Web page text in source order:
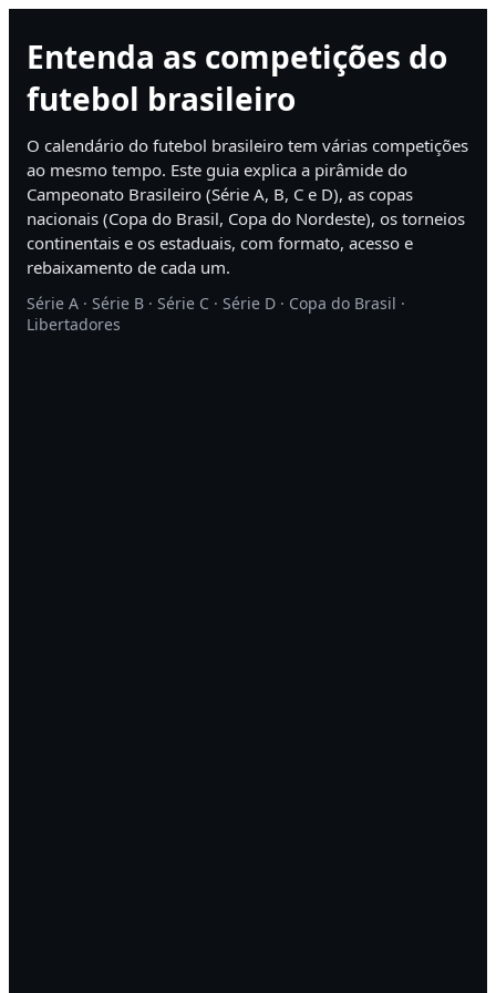
Entenda as competições do
futebol brasileiro
O calendário do futebol brasileiro tem várias competições
ao mesmo tempo. Este guia explica a pirâmide do
Campeonato Brasileiro (Série A, B, C e D), as copas
nacionais (Copa do Brasil, Copa do Nordeste), os torneios
continentais e os estaduais, com formato, acesso e
rebaixamento de cada um.
Série A · Série B · Série C · Série D · Copa do Brasil ·
Libertadores